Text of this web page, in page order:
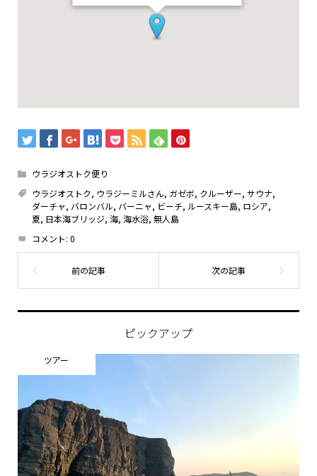
ウラジオストク便り
ウラジオストク, ウラジーミルさん, ガゼボ, クルーザー, サウナ,
ダーチャ, バロンバル, バーニャ, ビーチ, ルースキー島, ロシア,
夏, 日本海ブリッジ, 海, 海水浴, 無人島
コメント: 0
ピックアップ
ツアー